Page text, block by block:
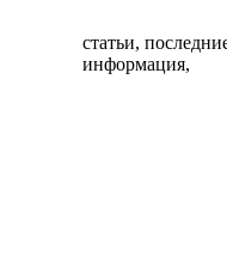
статьи,
информация,